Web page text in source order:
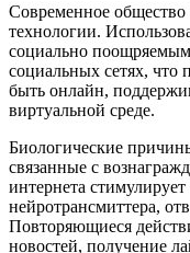
Современное
технологии.
социально
социальных сетях, что
быть онлайн,
виртуальной среде.
Биологические
связанные с
интернета
нейротрансмиттера,
Повторяющиеся
новостей, получение